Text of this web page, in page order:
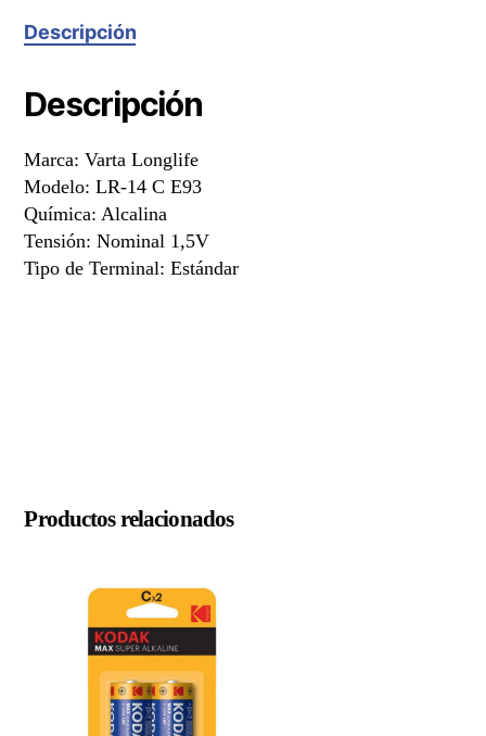
Descripción
Descripción
Marca: Varta Longlife
Modelo: LR-14 C E93
Química: Alcalina
Tensión: Nominal 1,5V
Tipo de Terminal: Estándar
Productos relacionados